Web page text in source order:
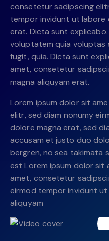
consetetur sadipscing
tempor invidunt ut labore
erat. Dicta sunt explicabo.
voluptatem quia
fugit, quia. Dicta sunt
amet, consetetur
magna aliquyam erat.
Lorem ipsum dolor sit
elitr, sed diam nonumy
dolore magna erat, sed
accusam et justo duo
bergren, no sea takimata
est Lorem ipsum dolor sit
amet, consetetur
eirmod tempor invidunt
aliquyam